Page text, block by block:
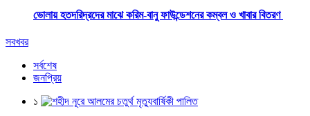
ভোলায় হতদরিদ্রদের মাঝে করিম-বানু ফাউন্ডেশনের কম্বল ও খাবার বিতরণ
সবখবর
সর্বশেষ
জনপ্রিয়
১